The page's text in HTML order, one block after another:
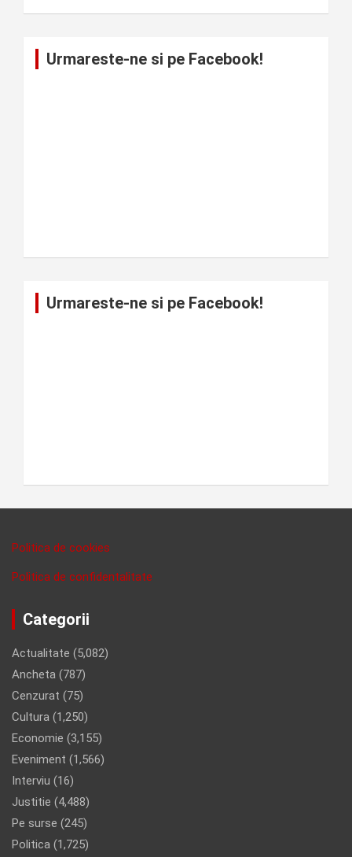
Urmareste-ne si pe Facebook!
Urmareste-ne si pe Facebook!
Politica de cookies
Politica de confidentalitate
Categorii
Actualitate (5,082)
Ancheta (787)
Cenzurat (75)
Cultura (1,250)
Economie (3,155)
Eveniment (1,566)
Interviu (16)
Justitie (4,488)
Pe surse (245)
Politica (1,725)